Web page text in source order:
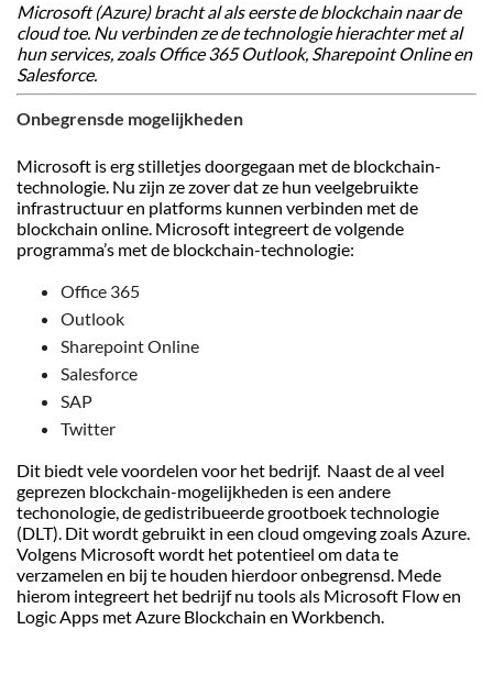
Microsoft (Azure) bracht al als eerste de blockchain naar de
cloud toe. Nu verbinden ze de technologie hierachter met al
hun services, zoals Office 365 Outlook, Sharepoint Online en
Salesforce.
Onbegrensde mogelijkheden
Microsoft is erg stilletjes doorgegaan met de blockchain-
technologie. Nu zijn ze zover dat ze hun veelgebruikte
infrastructuur en platforms kunnen verbinden met de
blockchain online. Microsoft integreert de volgende
programma’s met de blockchain-technologie:
Office 365
Outlook
Sharepoint Online
Salesforce
SAP
Twitter
Dit biedt vele voordelen voor het bedrijf. Naast de al veel
geprezen blockchain-mogelijkheden is een andere
techonologie, de gedistribueerde grootboek technologie
(DLT). Dit wordt gebruikt in een cloud omgeving zoals Azure.
Volgens Microsoft wordt het potentieel om data te
verzamelen en bij te houden hierdoor onbegrensd. Mede
hierom integreert het bedrijf nu tools als Microsoft Flow en
Logic Apps met Azure Blockchain en Workbench.